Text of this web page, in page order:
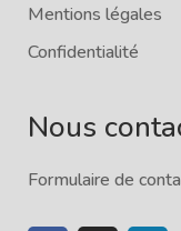
Mentions légales
Confidentialité
Nous
Formulaire de